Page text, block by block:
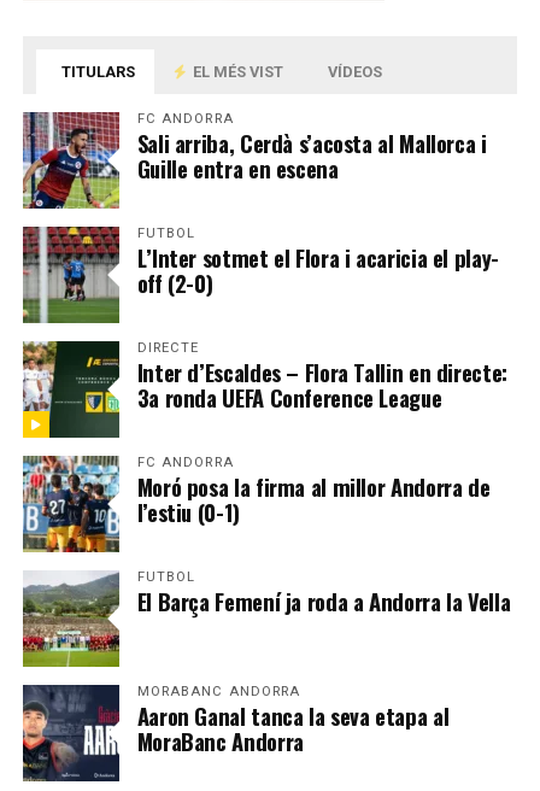
TITULARS EL MÉS VIST VÍDEOS
FC ANDORRA
Sali arriba, Cerdà s’acosta al Mallorca i
Guille entra en escena
FUTBOL
L’Inter sotmet el Flora i acaricia el play-
off (2-0)
DIRECTE
Inter d’Escaldes – Flora Tallin en directe:
3a ronda UEFA Conference League
FC ANDORRA
Moró posa la firma al millor Andorra de
l’estiu (0-1)
FUTBOL
El Barça Femení ja roda a Andorra la Vella
MORABANC ANDORRA
Aaron Ganal tanca la seva etapa al
MoraBanc Andorra